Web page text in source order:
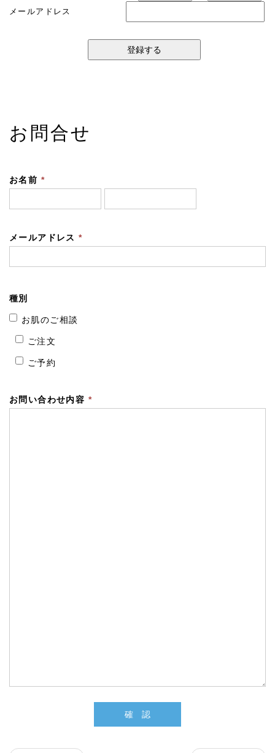
メールアドレス
お問合せ
お名前 *
メールアドレス*
種別
お肌のご相談
ご注文
ご予約
お問い合わせ内容 *